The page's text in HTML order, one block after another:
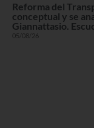
Reforma del
conceptual y se
Giannattasio.
05/08/26